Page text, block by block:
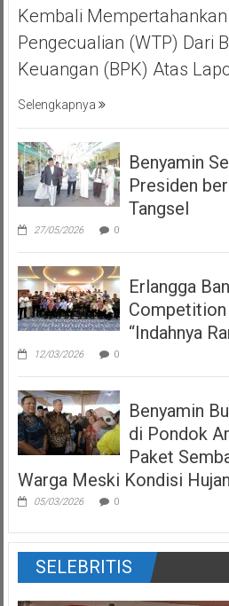
Kembali
Pengecualian (WTP) Dari
Keuangan (BPK) Atas
Selengkapnya
Benyamin
Presiden
Tangsel
27/05/2026 0
Erlangga
Competition
“Indahnya
12/03/2026 0
Benyamin
di Pondok
Paket
Warga Meski Kondisi Hujan
05/03/2026 0
SELEBRITIS